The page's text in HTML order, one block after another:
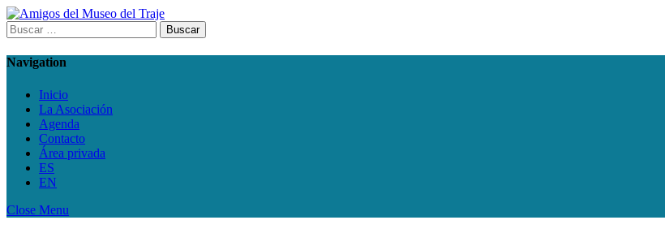
Skip
to
content
Buscar:
Navigation
Inicio
La Asociación
Agenda
Contacto
Área privada
ES
EN
Close Menu